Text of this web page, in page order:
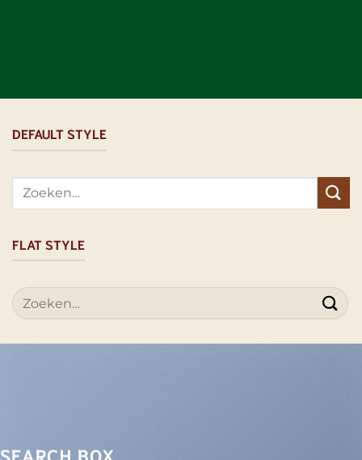
DEFAULT STYLE
Zoeken
FLAT STYLE
Zoeken
naar:
SEARCH BOX